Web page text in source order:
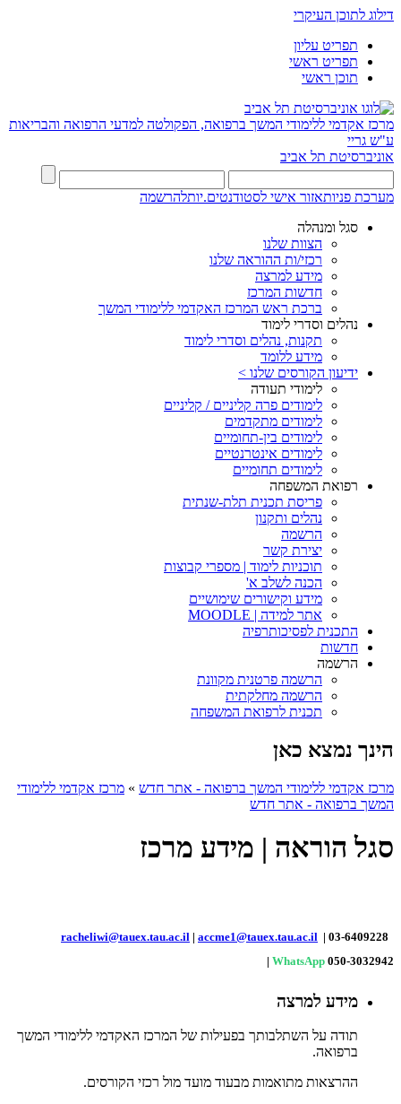
דילוג לתוכן העיקרי
תפריט עליון
תפריט ראשי
תוכן ראשי
מרכז אקדמי ללימודי המשך ברפואה, הפקולטה למדעי הרפואה והבריאות
ע"ש גריי
אוניברסיטת תל אביב
מערכת פניותאזור אישי לסטודנטים.יותלהרשמה
סגל ומנהלה
הצוות שלנו
רכזי/ות ההוראה שלנו
מידע למרצה
חדשות המרכז
ברכת ראש המרכז האקדמי ללימודי המשך
נהלים וסדרי לימוד
תקנות, נהלים וסדרי לימוד
מידע ללומד
ידיעון הקורסים שלנו >
לימודי תעודה
לימודים פרה קליניים / קליניים
לימודים מתקדמים
לימודים בין-תחומיים
לימודים אינטרנטיים
לימודים תחומיים
רפואת המשפחה
פריסת תכנית תלת-שנתית
נהלים ותקנון
הרשמה
יצירת קשר
תוכניות לימוד | מספרי קבוצות
הכנה לשלב א'
מידע וקישורים שימושיים
אתר למידה | MOODLE
התכנית לפסיכותרפיה
חדשות
הרשמה
הרשמה פרטנית מקוונת
הרשמה מחלקתית
תכנית לרפואת המשפחה
הינך נמצא כאן
מרכז אקדמי ללימודי המשך ברפואה - אתר חדש » מרכז אקדמי ללימודי
המשך ברפואה - אתר חדש
סגל הוראה | מידע מרכז
racheliwi@tauex.tau.ac.il | accme1@tauex.tau.ac.il | 03-6409228
| WhatsApp 050-3032942
מידע למרצה
תודה על השתלבותך בפעילות של המרכז האקדמי ללימודי המשך
ברפואה.
ההרצאות מתואמות מבעוד מועד מול רכזי הקורסים.